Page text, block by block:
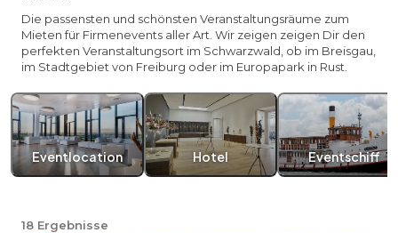
Die passensten und schönsten Veranstaltungsräume zum
Mieten für Firmenevents aller Art. Wir zeigen zeigen Dir den
perfekten Veranstaltungsort im Schwarzwald, ob im Breisgau,
im Stadtgebiet von Freiburg oder im Europapark in Rust.
Eventlocation Hotel Eventschiff
18 Ergebnisse